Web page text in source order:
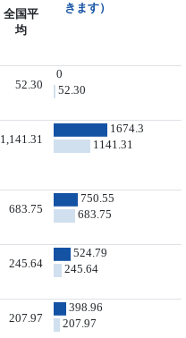
きます）
全国平
均
52.30
0
52.30
1,141.31
1674.3
1141.31
683.75
750.55
683.75
245.64
524.79
245.64
207.97
398.96
207.97